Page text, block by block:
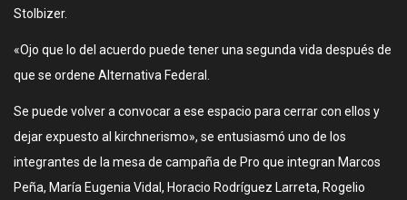
Stolbizer.
«Ojo que lo del acuerdo puede tener una segunda vida después de
que se ordene Alternativa Federal.
Se puede volver a convocar a ese espacio para cerrar con ellos y
dejar expuesto al kirchnerismo», se entusiasmó uno de los
integrantes de la mesa de campaña de Pro que integran Marcos
Peña, María Eugenia Vidal, Horacio Rodríguez Larreta, Rogelio